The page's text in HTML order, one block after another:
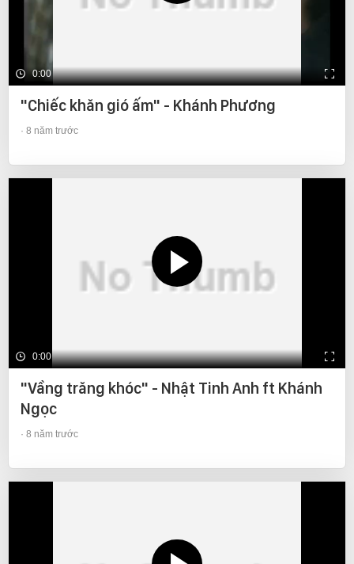
0:00
"Chiếc khăn gió ấm" - Khánh Phương
8 năm trước
0:00
"Vầng trăng khóc" - Nhật Tinh Anh ft Khánh
Ngọc
8 năm trước